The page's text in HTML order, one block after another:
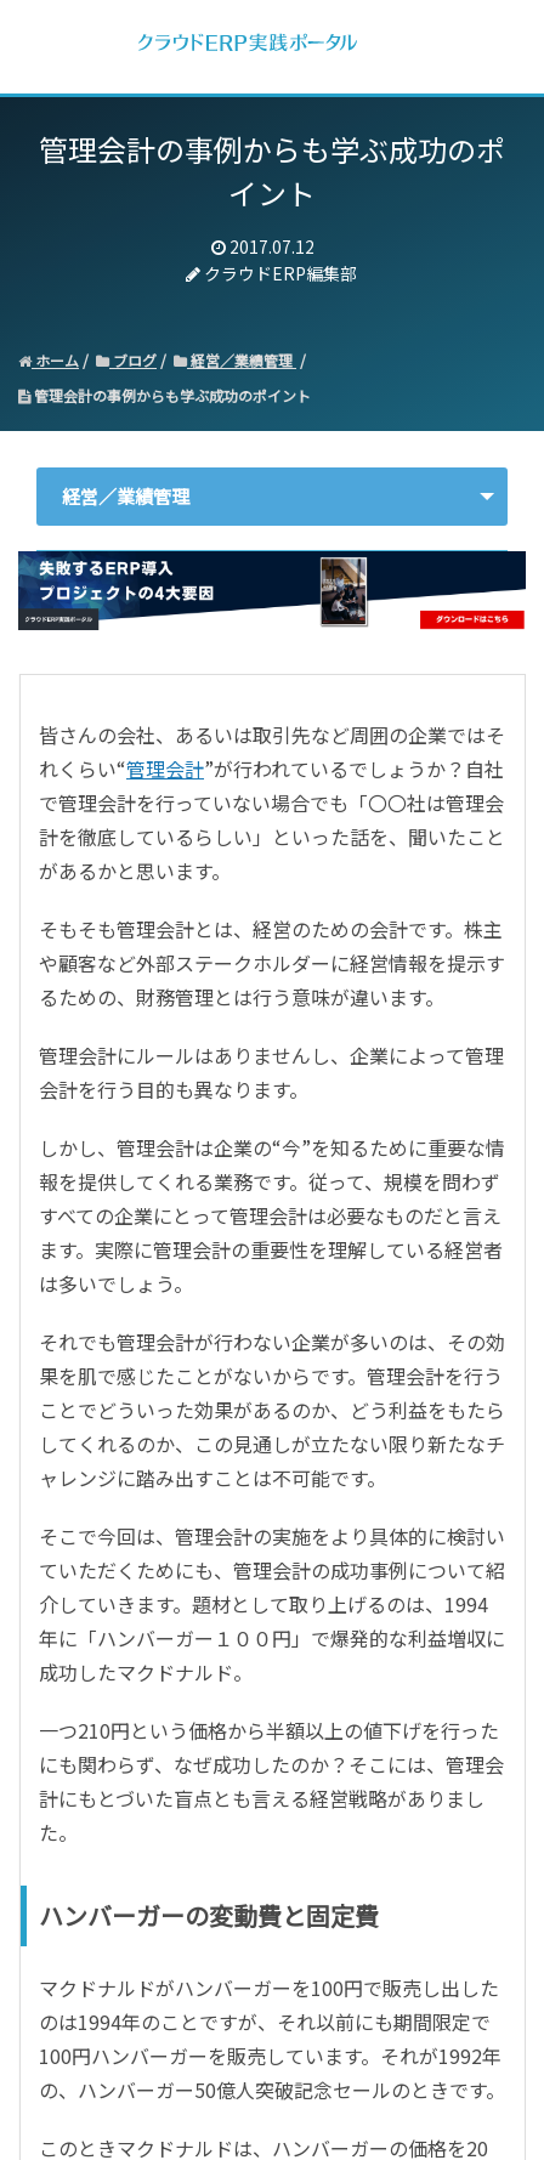
管理会計の事例からも学ぶ成功のポ
イント
2017.07.12
クラウドERP編集部
ホーム ブログ
経営／業績管理
管理会計の事例からも学ぶ成功のポイント
経営／業績管理
ERP
会計
CRM／営業支援／Eコマース
DX（2025年の崖）／クラウドコンピューティング
データ分析／BI
ガバナンス／リスク管理
BPR／業務改善
皆さんの会社、あるいは取引先など周囲の企業ではそ
れくらい“管理会計”が行われているでしょうか？自社
で管理会計を行っていない場合でも「〇〇社は管理会
計を徹底しているらしい」といった話を、聞いたこと
があるかと思います。
そもそも管理会計とは、経営のための会計です。株主
や顧客など外部ステークホルダーに経営情報を提示す
るための、財務管理とは行う意味が違います。
管理会計にルールはありませんし、企業によって管理
会計を行う目的も異なります。
しかし、管理会計は企業の“今”を知るために重要な情
報を提供してくれる業務です。従って、規模を問わず
すべての企業にとって管理会計は必要なものだと言え
ます。実際に管理会計の重要性を理解している経営者
は多いでしょう。
それでも管理会計が行わない企業が多いのは、その効
果を肌で感じたことがないからです。管理会計を行う
ことでどういった効果があるのか、どう利益をもたら
してくれるのか、この見通しが立たない限り新たなチ
ャレンジに踏み出すことは不可能です。
そこで今回は、管理会計の実施をより具体的に検討い
ていただくためにも、管理会計の成功事例について紹
介していきます。題材として取り上げるのは、1994
年に「ハンバーガー１００円」で爆発的な利益増収に
成功したマクドナルド。
一つ210円という価格から半額以上の値下げを行った
にも関わらず、なぜ成功したのか？そこには、管理会
計にもとづいた盲点とも言える経営戦略がありまし
た。
ハンバーガーの変動費と固定費
マクドナルドがハンバーガーを100円で販売し出した
のは1994年のことですが、それ以前にも期間限定で
100円ハンバーガーを販売しています。それが1992年
の、ハンバーガー50億人突破記念セールのときです。
このときマクドナルドは、ハンバーガーの価格を20